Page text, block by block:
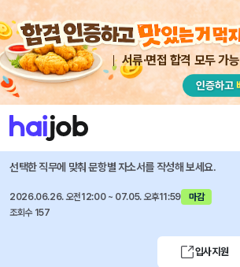
서류·면접 합격 모두 가능
채용공고 자소서 자유항목 자소서 내 작성목록
이노션 즐겨찾기
디지털 컨텐츠 기획 (체험형 인턴)
선택한 직무에 맞춰 문항별 자소서를 작성해 보세요.
2026.06.26. 오전12:00 ~ 07.05. 오후11:59
마감
조회수 157
입사지원